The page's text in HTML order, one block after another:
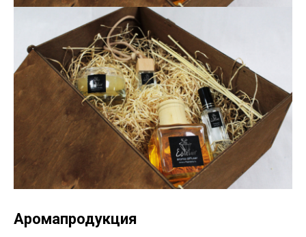
Аромапродукция